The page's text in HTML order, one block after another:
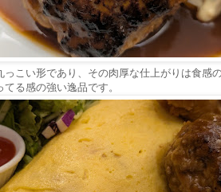
こい形であり、その肉厚な仕上がりは食感
る感の強い逸品です。